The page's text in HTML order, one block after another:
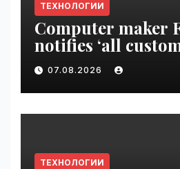
ТЕХНОЛОГИИ
Computer maker
notifies ‘all
data breach |
07.08.2026
ТЕХНОЛОГИИ